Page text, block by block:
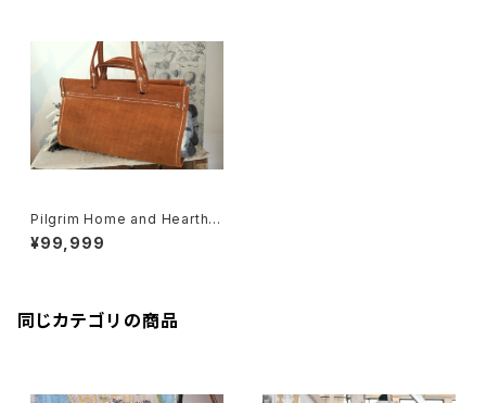
Pilgrim Home and Hearth s
uede leather firewood Log
Carrier
¥99,999
同じカテゴリの商品